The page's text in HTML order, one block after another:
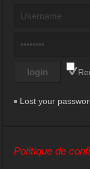
Lost your
Politique de